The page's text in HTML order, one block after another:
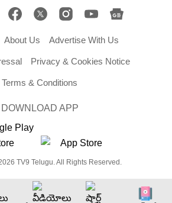
About Us Advertise With Us
Privacy & Cookies Notice
Terms & Conditions
DOWNLOAD APP
TV9 Telugu. All Rights Reserved.